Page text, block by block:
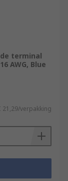
terminal
AWG, Blue
21,29/verpakking